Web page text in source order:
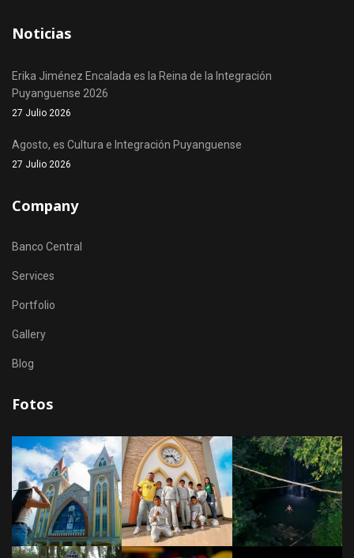
Noticias
Erika Jiménez Encalada es la Reina de la Integración
Puyanguense 2026
27 Julio 2026
Agosto, es Cultura e Integración Puyanguense
27 Julio 2026
Company
Banco Central
Services
Portfolio
Gallery
Blog
Fotos